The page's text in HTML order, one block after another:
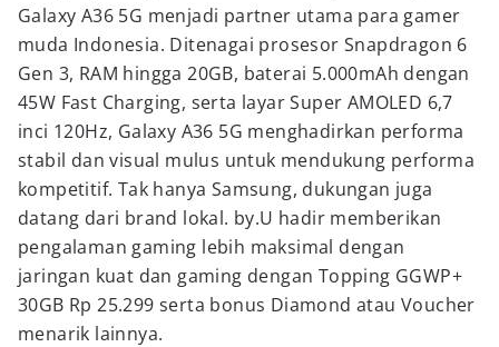
Galaxy A36 5G menjadi partner utama para gamer
muda Indonesia. Ditenagai prosesor Snapdragon 6
Gen 3, RAM hingga 20GB, baterai 5.000mAh dengan
45W Fast Charging, serta layar Super AMOLED 6,7
inci 120Hz, Galaxy A36 5G menghadirkan performa
stabil dan visual mulus untuk mendukung performa
kompetitif. Tak hanya Samsung, dukungan juga
datang dari brand lokal. by.U hadir memberikan
pengalaman gaming lebih maksimal dengan
jaringan kuat dan gaming dengan Topping GGWP+
30GB Rp 25.299 serta bonus Diamond atau Voucher
menarik lainnya.